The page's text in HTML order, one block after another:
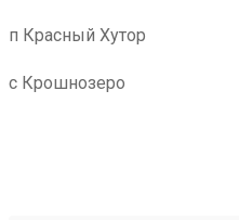
п Красный Хутор
с Крошнозеро